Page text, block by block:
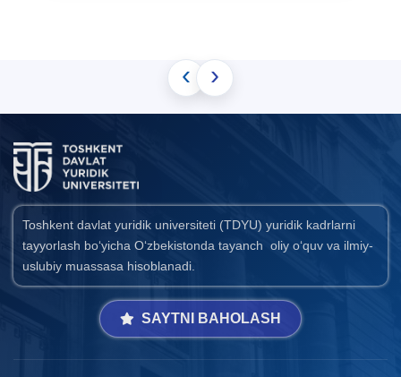
‹ ›
Toshkent davlat yuridik universiteti (TDYU) yuridik kadrlarni
tayyorlash bo‘yicha O‘zbekistonda tayanch oliy o‘quv va ilmiy-
uslubiy muassasa hisoblanadi.
SAYTNI BAHOLASH